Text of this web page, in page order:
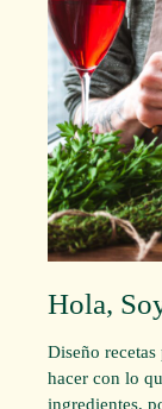
Hola,
Diseño recetas
hacer con lo
ingredientes,